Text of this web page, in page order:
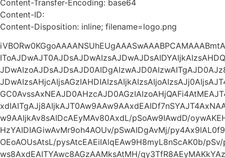
Content-Transfer-Encoding: base64
Content-ID:
Content-Disposition: inline; filename=logo.png
w9AAIjkAv8sAIDcAEyMAv80AxdL/pSoAw9IAwdD/
HzYAIDIAGiwAvMr9oh4AOUv/pSwAIDgAvMj/
OEoAOUsAtsL/pysAtcEAEiIAlqEAw9H8myL8nScAK0b/
ws8AxdEAITYAwc8AGzAAMksAtMH/